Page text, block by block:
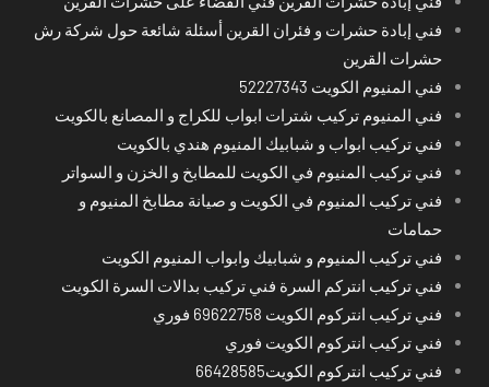
فني إبادة حشرات و فئران القرين أسئلة شائعة حول شركة رش
حشرات القرين
فني المنيوم الكويت 52227343
فني المنيوم تركيب شترات ابواب للكراج و المصانع بالكويت
فني تركيب ابواب و شبابيك المنيوم هندي بالكويت
فني تركيب المنيوم في الكويت للمطابخ و الخزن و السواتر
فني تركيب المنيوم في الكويت و صيانة مطابخ المنيوم و
حمامات
فني تركيب المنيوم و شبابيك وابواب المنيوم الكويت
فني تركيب انتركم السرة فني تركيب بدالات السرة الكويت
فني تركيب انتركوم الكويت 69622758 فوري
فني تركيب انتركوم الكويت فوري
فني تركيب انتركوم الكويت66428585